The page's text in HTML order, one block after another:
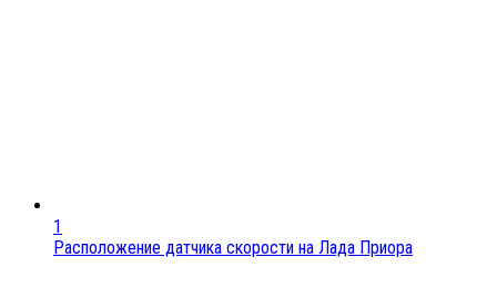
1
Расположение датчика скорости на Лада Приора